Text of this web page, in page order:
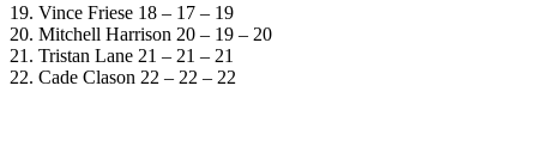
19. Vince Friese 18 – 17 – 19
20. Mitchell Harrison 20 – 19 – 20
21. Tristan Lane 21 – 21 – 21
22. Cade Clason 22 – 22 – 22